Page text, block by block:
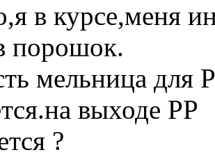
в курсе,меня
порошок.
мельница для
выходе РР
?